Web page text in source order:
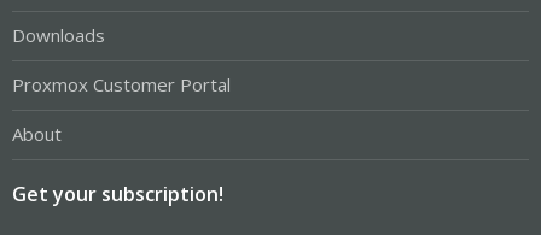
Downloads
Proxmox Customer Portal
About
Get your subscription!